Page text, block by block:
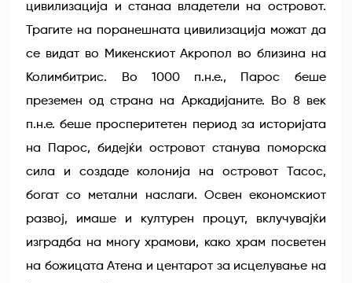
цивилизација и станаа владетели на островот.
Трагите на поранешната цивилизација можат да
се видат во Микенскиот Акропол во близина на
Колимбитрис. Во 1000 п.н.е., Парос беше
преземен од страна на Аркадијаните. Во 8 век
п.н.е. беше просперитетен период за историјата
на Парос, бидејќи островот станува поморска
сила и создаде колонија на островот Тасос,
богат со метални наслаги. Освен економскиот
развој, имаше и културен процут, вклучувајќи
изградба на многу храмови, како храм посветен
на божицата Атена и центарот за исцелување на